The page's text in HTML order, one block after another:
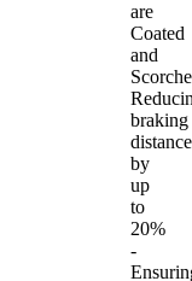
are
Coated
and
braking
by
up
to
20%
-